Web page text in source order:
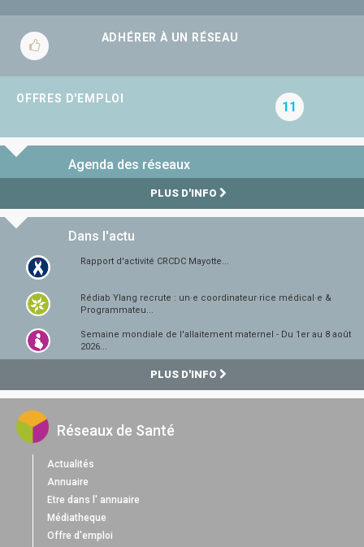
ADHÉRER À UN RÉSEAU
OFFRES D'EMPLOI
11
Agenda des réseaux
PLUS D'INFO
Dans l'actu
Rapport d'activité CRCDC Mayotte...
Rédiab Ylang recrute : un·e coordinateur·rice médical·e &
Programmateu...
Semaine mondiale de l'allaitement maternel - Du 1er au 8 août
2026...
PLUS D'INFO
Réseaux de Santé
Actualités
Annuaire
Etre dans l' annuaire
Médiatheque
Offre d'emploi